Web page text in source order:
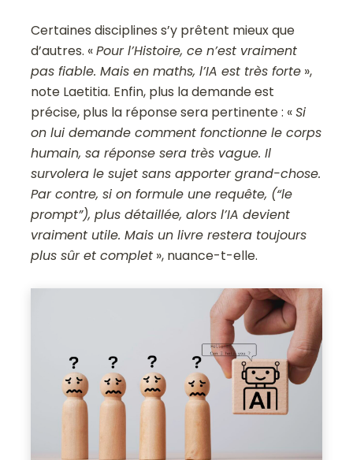
Certaines disciplines s’y prêtent mieux que
d’autres. «Pour l’Histoire, ce n’est vraiment
pas fiable. Mais en maths, l’IA est très forte »,
note Laetitia. Enfin, plus la demande est
précise, plus la réponse sera pertinente : «Si
on lui demande comment fonctionne le corps
humain, sa réponse sera très vague. Il
survolera le sujet sans apporter grand-chose.
Par contre, si on formule une requête, (“le
prompt”), plus détaillée, alors l’IA devient
vraiment utile. Mais un livre restera toujours
plus sûr et complet », nuance-t-elle.